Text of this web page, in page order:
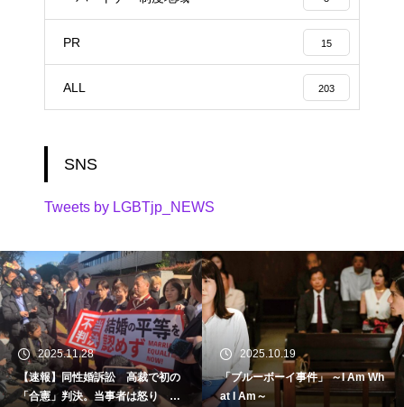
PR 15
ALL 203
SNS
Tweets by LGBTjp_NEWS
2025.11.28
【速報】同性婚訴訟 高裁で初の
「合憲」判決。当事者は怒り 東
2025.10.19
「ブルーボーイ事件」 ～I Am Wh
at I Am～